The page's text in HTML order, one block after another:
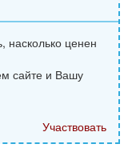
насколько ценен
сайте и Вашу
Участвовать